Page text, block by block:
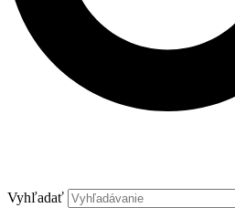
Vyhľadať